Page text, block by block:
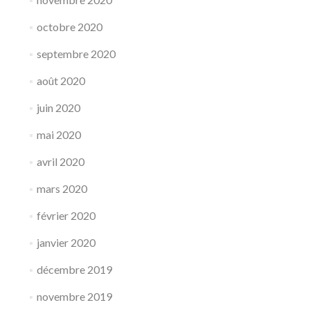
octobre 2020
septembre 2020
août 2020
juin 2020
mai 2020
avril 2020
mars 2020
février 2020
janvier 2020
décembre 2019
novembre 2019